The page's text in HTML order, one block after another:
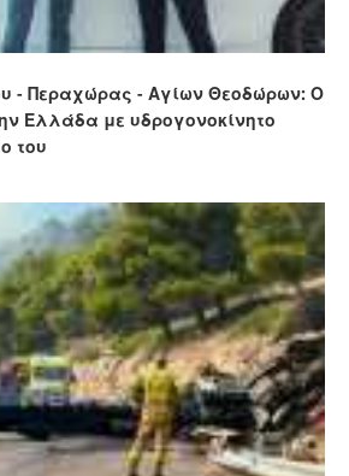
- Περαχώρας - Αγίων Θεοδώρων: Ο
Ελλάδα με υδρογονοκίνητο
του